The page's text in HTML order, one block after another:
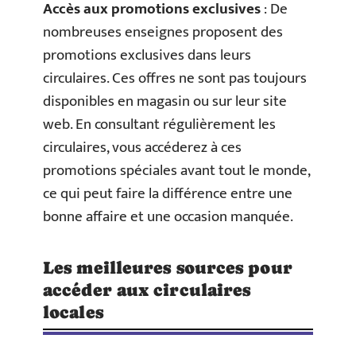
Accès aux promotions exclusives: De
nombreuses enseignes proposent des
promotions exclusives dans leurs
circulaires. Ces offres ne sont pas toujours
disponibles en magasin ou sur leur site
web. En consultant régulièrement les
circulaires, vous accéderez à ces
promotions spéciales avant tout le monde,
ce qui peut faire la différence entre une
bonne affaire et une occasion manquée.
Les meilleures sources pour
accéder aux circulaires
locales